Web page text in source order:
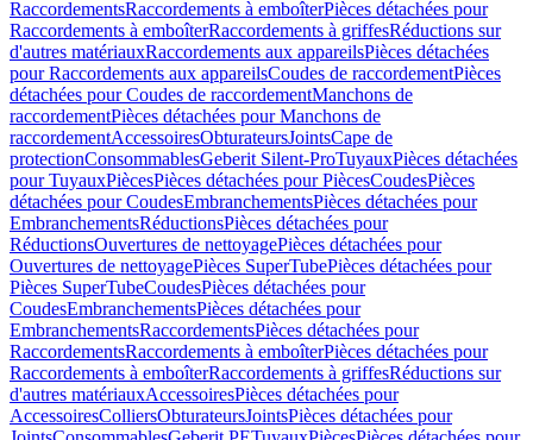
RaccordementsRaccordements à emboîterPièces détachées pour
Raccordements à emboîterRaccordements à griffesRéductions sur
d'autres matériauxRaccordements aux appareilsPièces détachées
pour Raccordements aux appareilsCoudes de raccordementPièces
détachées pour Coudes de raccordementManchons de
raccordementPièces détachées pour Manchons de
raccordementAccessoiresObturateursJointsCape de
protectionConsommablesGeberit Silent-ProTuyauxPièces détachées
pour TuyauxPiècesPièces détachées pour PiècesCoudesPièces
détachées pour CoudesEmbranchementsPièces détachées pour
EmbranchementsRéductionsPièces détachées pour
RéductionsOuvertures de nettoyagePièces détachées pour
Ouvertures de nettoyagePièces SuperTubePièces détachées pour
Pièces SuperTubeCoudesPièces détachées pour
CoudesEmbranchementsPièces détachées pour
EmbranchementsRaccordementsPièces détachées pour
RaccordementsRaccordements à emboîterPièces détachées pour
Raccordements à emboîterRaccordements à griffesRéductions sur
d'autres matériauxAccessoiresPièces détachées pour
AccessoiresColliersObturateursJointsPièces détachées pour